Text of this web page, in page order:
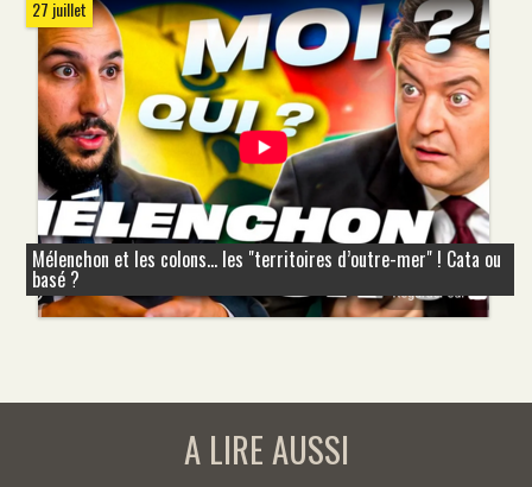
27 juillet
Mélenchon et les colons... les "territoires d’outre-mer" ! Cata ou
basé ?
A LIRE AUSSI